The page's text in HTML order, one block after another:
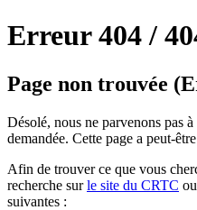
Erreur 404 /
Page non trouvée
Désolé, nous ne parvenons pas
demandée. Cette page a peut-
Afin de trouver ce que vous
recherche surle site du CRTC
suivantes :